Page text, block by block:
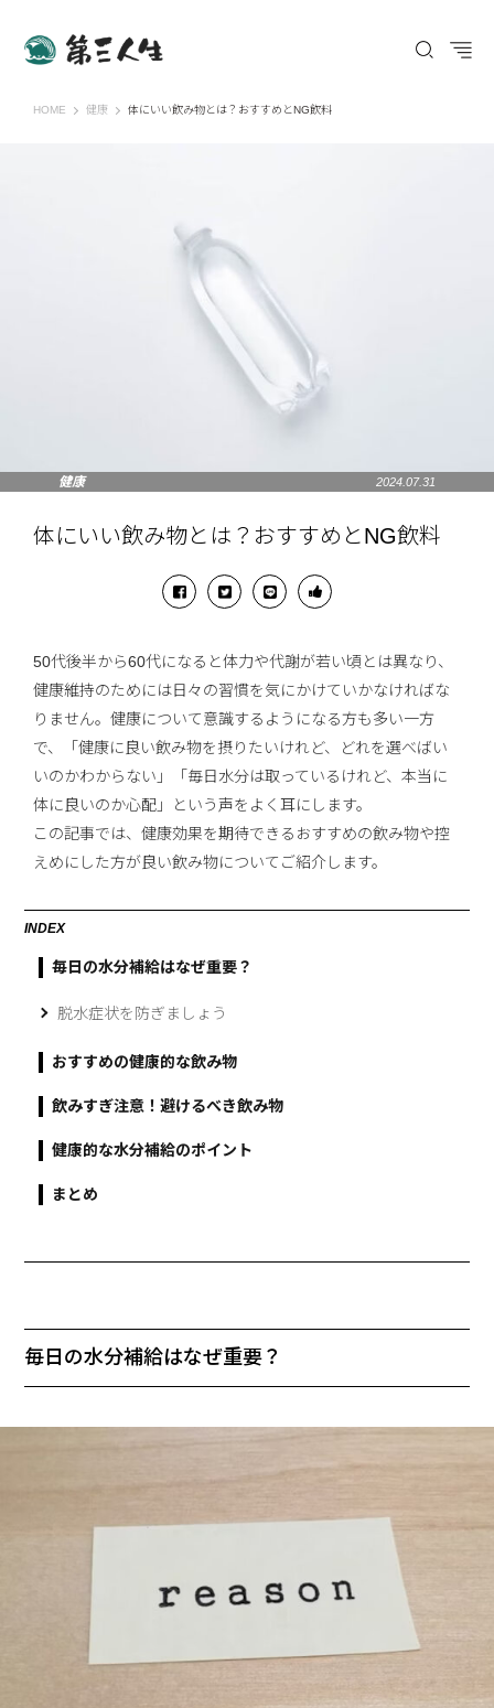
HOME 第三人生 〜寄り道の歩き方〜
健康 体にいい飲み物とは？おすすめとNG飲料
健康 2024.07.31
体にいい飲み物とは？おすすめとNG飲料
50代後半から60代になると体力や代謝が若い頃とは異なり、
健康維持のためには日々の習慣を気にかけていかなければな
りません。健康について意識するようになる方も多い一方
で、「健康に良い飲み物を摂りたいけれど、どれを選べばい
いのかわからない」「毎日水分は取っているけれど、本当に
体に良いのか心配」という声をよく耳にします。
この記事では、健康効果を期待できるおすすめの飲み物や控
えめにした方が良い飲み物についてご紹介します。
INDEX
毎日の水分補給はなぜ重要？
脱水症状を防ぎましょう
おすすめの健康的な飲み物
飲みすぎ注意！避けるべき飲み物
健康的な水分補給のポイント
まとめ
毎日の水分補給はなぜ重要？